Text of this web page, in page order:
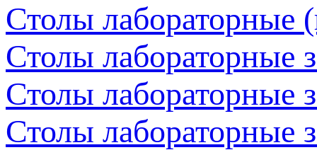
Столы лабораторные
Столы лабораторные
Столы лабораторные
Столы лабораторные